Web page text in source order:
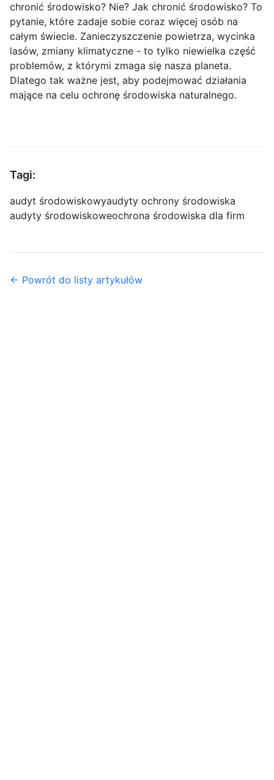
chronić środowisko? Nie? Jak chronić środowisko? To
pytanie, które zadaje sobie coraz więcej osób na
całym świecie. Zanieczyszczenie powietrza, wycinka
lasów, zmiany klimatyczne - to tylko niewielka część
problemów, z którymi zmaga się nasza planeta.
Dlatego tak ważne jest, aby podejmować działania
mające na celu ochronę środowiska naturalnego.
Tagi:
audyt środowiskowyaudyty ochrony środowiska
audyty środowiskoweochrona środowiska dla firm
← Powrót do listy artykułów